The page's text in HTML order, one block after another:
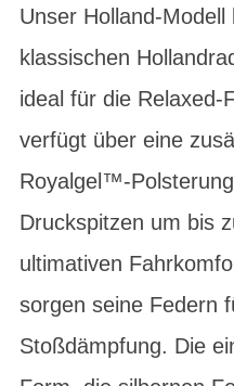
Unser Holland-
klassischen
ideal für die Relaxed-
verfügt über eine
Royalgel™-
Druckspitzen um bis
ultimativen
sorgen seine Federn
Stoßdämpfung. Die